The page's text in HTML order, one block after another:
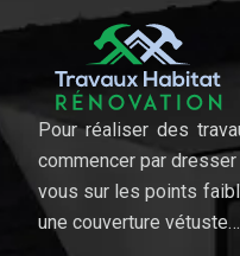
Pour réaliser des
commencer par
vous sur les points
une couverture vétuste…